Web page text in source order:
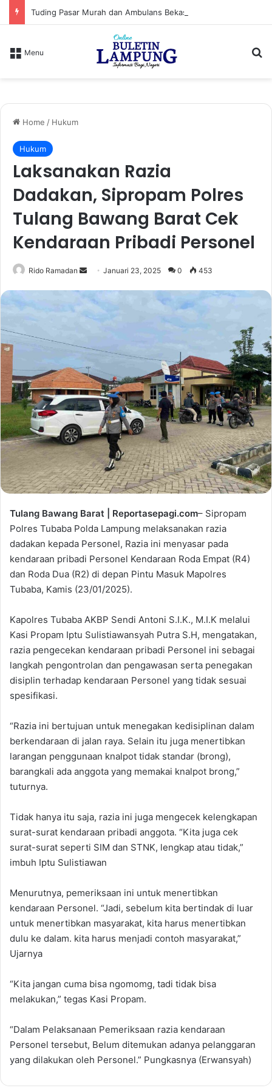
Menu
Home / Hukum
Hukum
Laksanakan Razia
Dadakan, Sipropam Polres
Tulang Bawang Barat Cek
Kendaraan Pribadi Personel
Rido Ramadan
n
m
a
i
l
Januari 23, 2025 0 453
Tulang Bawang Barat | Reportasepagi.com– Sipropam
Polres Tubaba Polda Lampung melaksanakan razia
dadakan kepada Personel, Razia ini menyasar pada
kendaraan pribadi Personel Kendaraan Roda Empat (R4)
dan Roda Dua (R2) di depan Pintu Masuk Mapolres
Tubaba, Kamis (23/01/2025).
Kapolres Tubaba AKBP Sendi Antoni S.I.K., M.I.K melalui
Kasi Propam Iptu Sulistiawansyah Putra S.H, mengatakan,
razia pengecekan kendaraan pribadi Personel ini sebagai
langkah pengontrolan dan pengawasan serta penegakan
disiplin terhadap kendaraan Personel yang tidak sesuai
spesifikasi.
“Razia ini bertujuan untuk menegakan kedisiplinan dalam
berkendaraan di jalan raya. Selain itu juga menertibkan
larangan penggunaan knalpot tidak standar (brong),
barangkali ada anggota yang memakai knalpot brong,”
tuturnya.
Tidak hanya itu saja, razia ini juga mengecek kelengkapan
surat-surat kendaraan pribadi anggota. “Kita juga cek
surat-surat seperti SIM dan STNK, lengkap atau tidak,”
imbuh Iptu Sulistiawan
Menurutnya, pemeriksaan ini untuk menertibkan
kendaraan Personel. “Jadi, sebelum kita bertindak di luar
untuk menertibkan masyarakat, kita harus menertibkan
dulu ke dalam. kita harus menjadi contoh masyarakat,”
Ujarnya
“Kita jangan cuma bisa ngomomg, tadi tidak bisa
melakukan,” tegas Kasi Propam.
“Dalam Pelaksanaan Pemeriksaan razia kendaraan
Personel tersebut, Belum ditemukan adanya pelanggaran
yang dilakukan oleh Personel.” Pungkasnya (Erwansyah)